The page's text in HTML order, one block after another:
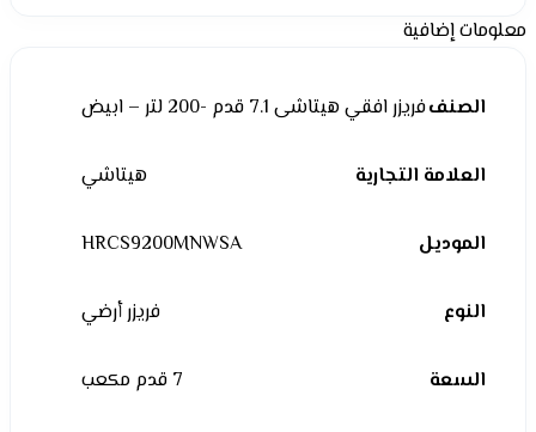
معلومات إضافية
الصنففريزر افقي هيتاشى 7.1 قدم -200 لتر – ابيض
العلامة التجارية هيتاشي
الموديل HRCS9200MNWSA
النوع فريزر أرضي
السعة 7 قدم مكعب